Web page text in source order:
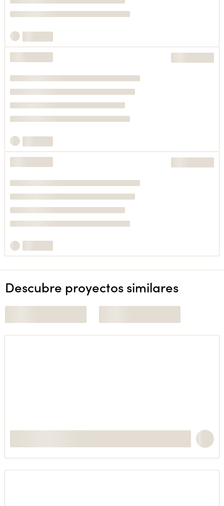
Descubre proyectos similares